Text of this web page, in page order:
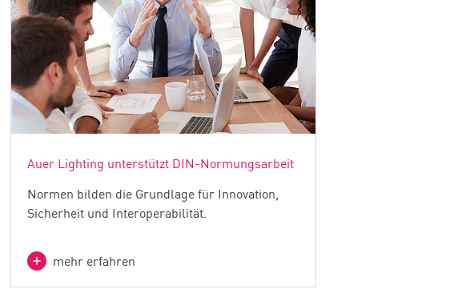
Auer Lighting unterstützt DIN-Normungsarbeit
Normen bilden die Grundlage für Innovation,
Sicherheit und Interoperabilität.
mehr erfahren